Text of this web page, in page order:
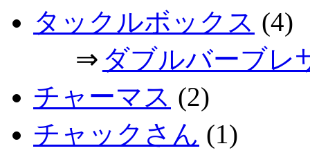
タックルボックス (4)
⇒ ダブルバーブレ
チャーマス (2)
チャックさん (1)